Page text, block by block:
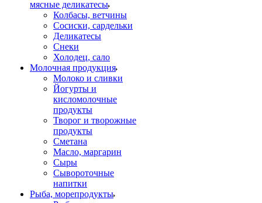
мясные деликатесы
Колбасы, ветчины
Сосиски, сардельки
Деликатесы
Снеки
Холодец, сало
Молочная продукция
Молоко и сливки
Йогурты и
кисломолочные
продукты
Творог и творожные
продукты
Сметана
Масло, маргарин
Сыры
Сывороточные
напитки
Рыба, морепродукты